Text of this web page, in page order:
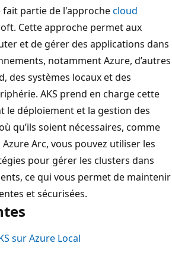
fait partie de l'approchecloud
Cette approche permet aux
et de gérer des applications dans
notamment Azure, d’autres
des systèmes locaux et des
AKS prend en charge cette
le déploiement et la gestion des
qu’ils soient nécessaires, comme
Azure Arc, vous pouvez utiliser les
pour gérer les clusters dans
ce qui vous permet de maintenir
et sécurisées.
sur Azure Local